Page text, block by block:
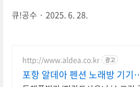
큐!공수 2025. 6. 28.
http://www.aldea.co.kr 광고
포항 알데아 펜션 노래방 기기